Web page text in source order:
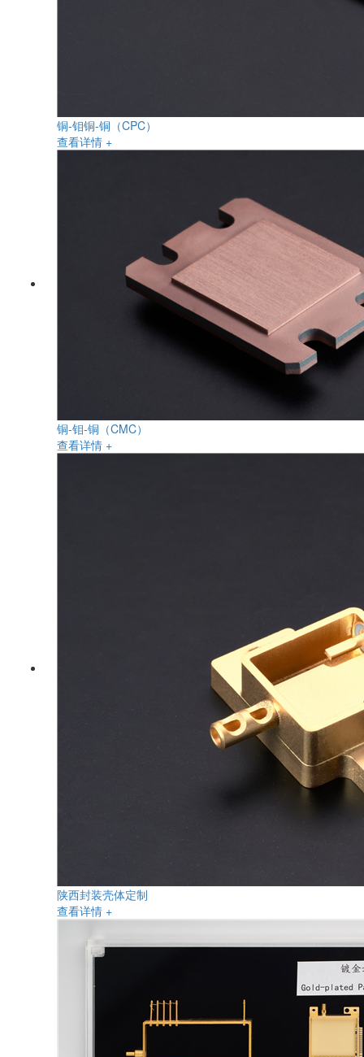
铜-钼铜-铜（CPC）
查看详情 +
铜-钼-铜（CMC）
查看详情 +
陕西封装壳体定制
查看详情 +